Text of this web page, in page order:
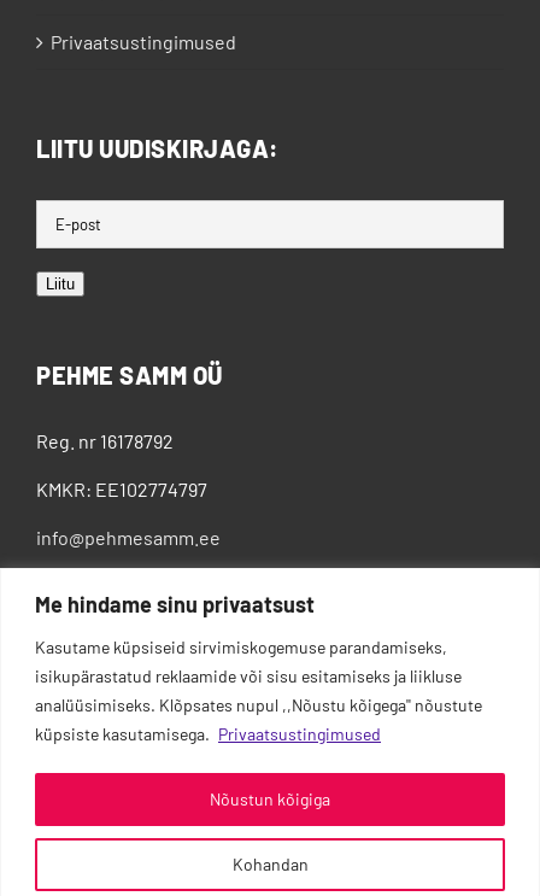
Me hindame sinu privaatsust
Kasutame küpsiseid sirvimiskogemuse parandamiseks,
isikupärastatud reklaamide või sisu esitamiseks ja liikluse
analüüsimiseks. Klõpsates nupul ,,Nõustu kõigega'' nõustute
küpsiste kasutamisega. Privaatsustingimused
Kohandan
Nõustun kõigiga
Privaatsustingimused
LIITU UUDISKIRJAGA:
Liitu
PEHME SAMM OÜ
Reg. nr 16178792
KMKR: EE102774797
info@pehmesamm.ee